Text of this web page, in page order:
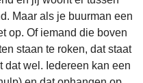
Maar als je buurman een
op. Of iemand die boven
staan te roken, dat staat
dat wel. Iedereen kan een